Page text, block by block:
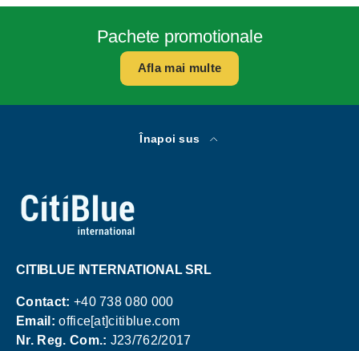
Pachete promotionale
Afla mai multe
Înapoi sus
CITIBLUE INTERNATIONAL SRL
Contact: +40 738 080 000
Email:office[at]citiblue.com
Nr. Reg. Com.: J23/762/2017